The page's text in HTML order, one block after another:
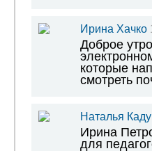
Ирина Хачко
Доброе
которые
смотреть
Наталья
Ирина
для